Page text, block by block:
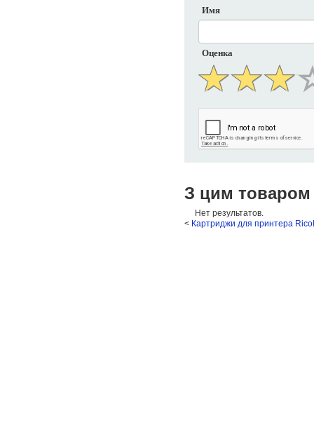
Имя
Оценка
З цим товаром
Нет результатов.
< Картриджи для принтера